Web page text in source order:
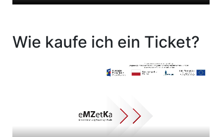
Wie kaufe ich ein Ticket?